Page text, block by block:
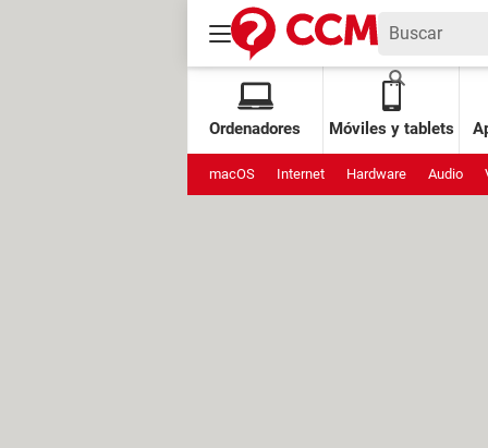
Ordenadores Móviles y tablets
macOS Internet Hardware Audio